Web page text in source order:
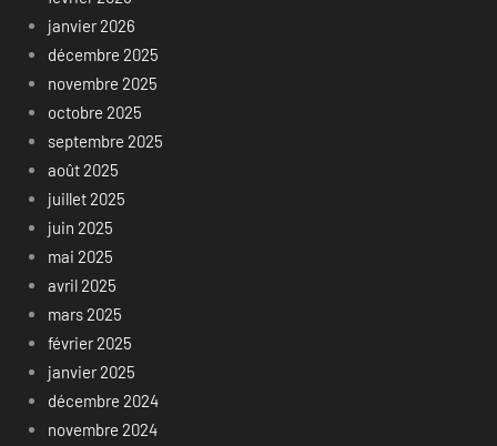
janvier 2026
décembre 2025
novembre 2025
octobre 2025
septembre 2025
août 2025
juillet 2025
juin 2025
mai 2025
avril 2025
mars 2025
février 2025
janvier 2025
décembre 2024
novembre 2024